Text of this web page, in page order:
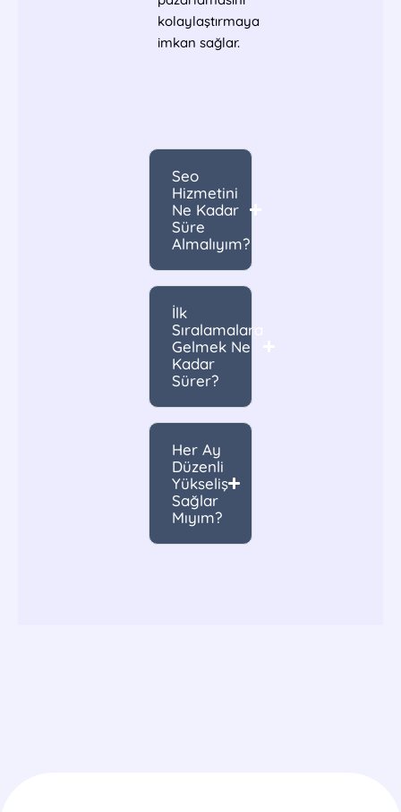
kolaylaştırmaya
imkan sağlar.
Seo
Hizmetini
Ne Kadar
Süre
Almalıyım?
İlk
Sıralamalara
Gelmek Ne
Kadar
Sürer?
Her Ay
Düzenli
Yükseliş
Sağlar
Mıyım?